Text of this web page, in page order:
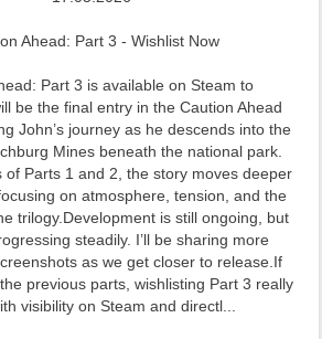
Ahead: Part 3 - Wishlist Now
Part 3 is available on Steam to
be the final entry in the Caution Ahead
John’s journey as he descends into the
Mines beneath the national park.
of Parts 1 and 2, the story moves deeper
on atmosphere, tension, and the
trilogy.Development is still ongoing, but
steadily. I’ll be sharing more
as we get closer to release.If
previous parts, wishlisting Part 3 really
visibility on Steam and directl...